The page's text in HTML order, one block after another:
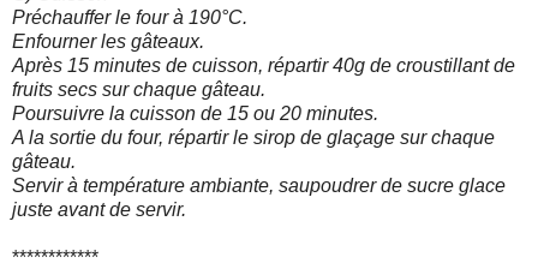
Préchauffer le four à 190°C.
Enfourner les gâteaux.
Après 15 minutes de cuisson, répartir 40g de croustillant de
fruits secs sur chaque gâteau.
Poursuivre la cuisson de 15 ou 20 minutes.
A la sortie du four, répartir le sirop de glaçage sur chaque
gâteau.
Servir à température ambiante, saupoudrer de sucre glace
juste avant de servir.
************